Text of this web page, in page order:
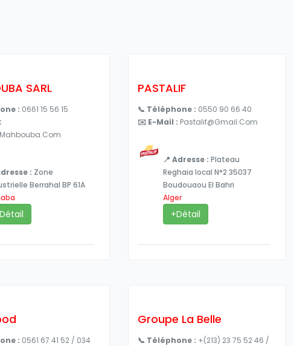
SARL
: 0661 15 56 15
: Zone
Berrahal BP 61A
PASTALIF
📞 Téléphone : 0550 90 66 40
✉️ E-Mail : Pastalif@gmail.com
📍 Adresse : Plateau
Reghaia local N°2 35037
Boudouaou El Bahri
Alger
+Détail
: 0561 67 41 52 / 034
Groupe La Belle
📞 Téléphone : +(213) 23 75 52 46 /